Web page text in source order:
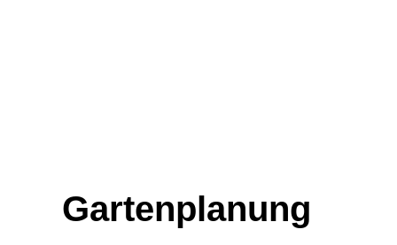
Gartenplanung